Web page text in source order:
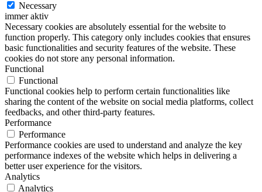
Necessary
immer aktiv
Necessary cookies are absolutely essential for the website to
function properly. This category only includes cookies that ensures
basic functionalities and security features of the website. These
cookies do not store any personal information.
Functional
Functional
Functional cookies help to perform certain functionalities like
sharing the content of the website on social media platforms, collect
feedbacks, and other third-party features.
Performance
Performance
Performance cookies are used to understand and analyze the key
performance indexes of the website which helps in delivering a
better user experience for the visitors.
Analytics
Analytics